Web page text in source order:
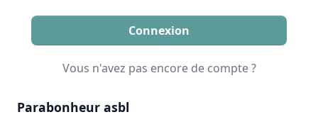
Connexion
Vous n'avez pas encore de compte ?
Parabonheur asbl